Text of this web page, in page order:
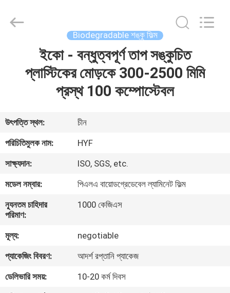
ভিডিও
সম্পর্কে
কারখানা
মান
নিয়ন্ত্রণ
Biodegradable শঙ্কু ফিল্ম
ইকো - বন্ধুত্বপূর্ণ তাপ সঙ্কুচিত
প্লাস্টিকের মোড়কে 300-2500 মিমি
প্রস্থ 100 কম্পোস্টেবল
উৎপত্তি স্থল:
চীন
পরিচিতিমুলক নাম:
HYF
সাক্ষ্যদান:
ISO, SGS, etc.
মডেল নম্বার:
পিএলএ বায়োডগ্রেডেবেল ল্যামিনেট ফিল্ম
ন্যূনতম চাহিদার
পরিমাণ:
1000 কেজিএস
মূল্য:
negotiable
প্যাকেজিং বিবরণ:
আদর্শ রপ্তানি প্যাকেজ
ডেলিভারি সময়:
10-20 কর্ম দিবস